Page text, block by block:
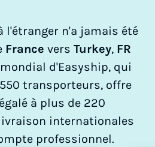
l'étranger n'a jamais été
France vers Turkey, FR
d'Easyship, qui
transporteurs, offre
à plus de 220
internationales
professionnel.